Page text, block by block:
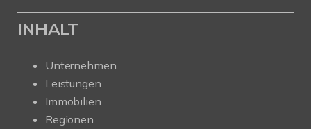
INHALT
Unternehmen
Leistungen
Immobilien
Regionen